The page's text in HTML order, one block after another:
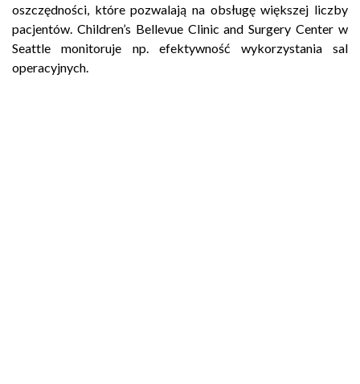
oszczędności, które pozwalają na obsługę większej liczby
pacjentów. Children’s Bellevue Clinic and Surgery Center w
Seattle monitoruje np. efektywność wykorzystania sal
operacyjnych.